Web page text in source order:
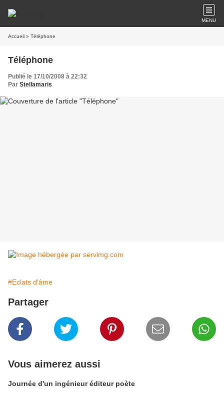
MENU
Accueil » Téléphone
Téléphone
Publié le 17/10/2008 à 22:32
Par Stellamaris
#Eclats d'âme
Partager
Vous aimerez aussi
Journée d'un ingénieur éditeur poète